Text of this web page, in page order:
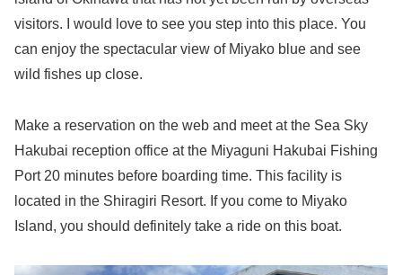
visitors. I would love to see you step into this place. You
can enjoy the spectacular view of Miyako blue and see
wild fishes up close.
Make a reservation on the web and meet at the Sea Sky
Hakubai reception office at the Miyaguni Hakubai Fishing
Port 20 minutes before boarding time. This facility is
located in the Shiragiri Resort. If you come to Miyako
Island, you should definitely take a ride on this boat.